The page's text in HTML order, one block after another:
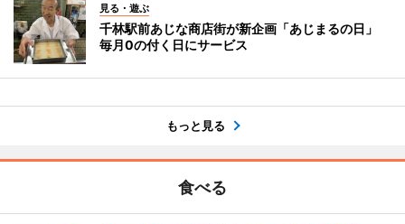
見る・遊ぶ
千林駅前あじな商店街が新企画「あじまるの日」
毎月0の付く日にサービス
もっと見る
食べる